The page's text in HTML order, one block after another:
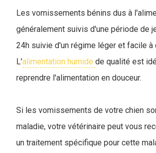
Les vomissements bénins dus à
généralement suivis d'une période de
24h suivie d'un régime léger et facile à
L'alimentation humide de qualité est
reprendre l'alimentation en douceur.
Si les vomissements de votre chien
maladie, votre vétérinaire peut vous
un traitement spécifique pour cette